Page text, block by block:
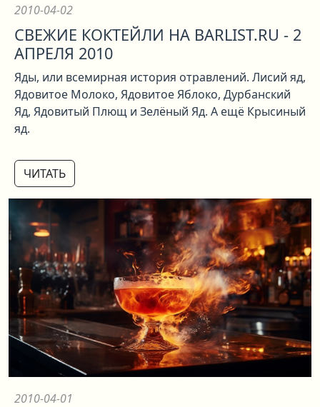
2010-04-02
СВЕЖИЕ КОКТЕЙЛИ НА BARLIST.RU - 2
АПРЕЛЯ 2010
Яды, или всемирная история отравлений. Лисий яд,
Ядовитое Молоко, Ядовитое Яблоко, Дурбанский
Яд, Ядовитый Плющ и Зелёный Яд. А ещё Крысиный
яд.
ЧИТАТЬ
2010-04-01